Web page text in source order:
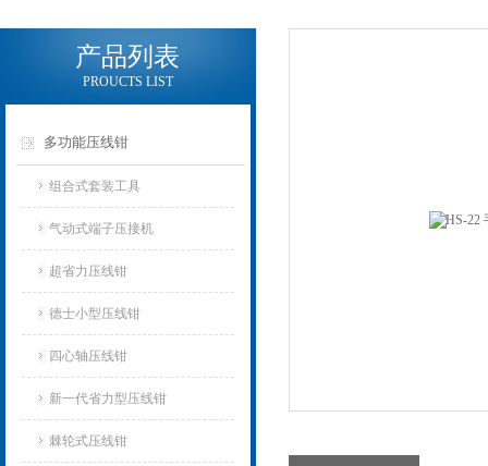
产品列表
PROUCTS LIST
多功能压线钳
组合式套装工具
气动式端子压接机
超省力压线钳
德士小型压线钳
四心轴压线钳
新一代省力型压线钳
棘轮式压线钳